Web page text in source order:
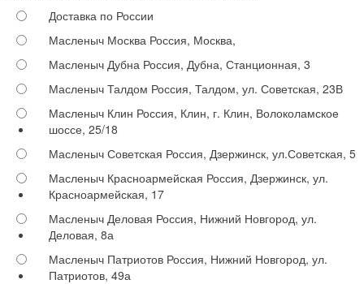
Доставка по России
Масленыч Москва Россия, Москва,
Масленыч Дубна Россия, Дубна, Станционная, 3
Масленыч Талдом Россия, Талдом, ул. Советская, 23В
Масленыч Клин Россия, Клин, г. Клин, Волоколамское
шоссе, 25/18
Масленыч Советская Россия, Дзержинск, ул.Советская, 5
Масленыч Красноармейская Россия, Дзержинск, ул.
Красноармейская, 17
Масленыч Деловая Россия, Нижний Новгород, ул.
Деловая, 8а
Масленыч Патриотов Россия, Нижний Новгород, ул.
Патриотов, 49а